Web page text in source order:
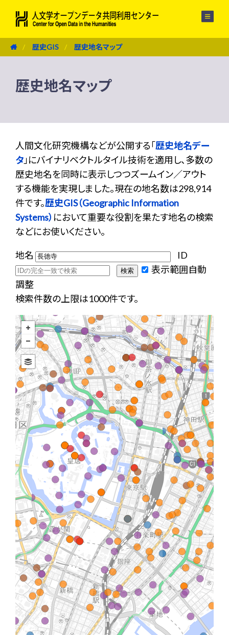
歴史GIS 歴史地名マップ
歴史地名マップ
人間文化研究機構などが公開する「歴史地名デー
タ 」にバイナリベクトルタイル技術を適用し、多数の
歴史地名を同時に表示しつつズームイン／アウト
する機能を実現しました。現在の地名数は298,914
件です。歴史GIS（Geographic Information
Systems） において重要な役割を果たす地名の検索
などにお使いください。
地名
ID
表示範囲自動
調整
検索件数の上限は1000件です。